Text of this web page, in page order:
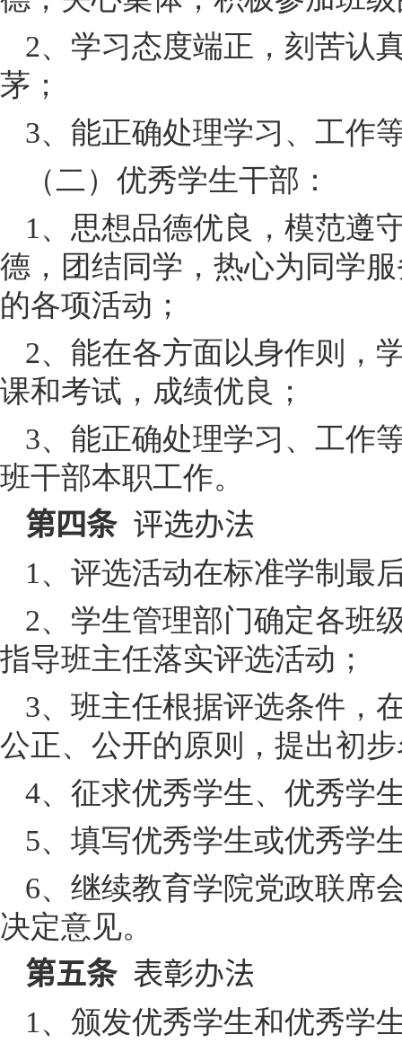
2、学习态度端正，刻苦认
茅；
3、能正确处理学习、工作
（二）优秀学生干部：
1、思想品德优良，模范遵
德，团结同学，热心为同学
的各项活动；
2、能在各方面以身作则，
课和考试，成绩优良；
3、能正确处理学习、工作
班干部本职工作。
第四条评选办法
1、评选活动在标准学制最
2、学生管理部门确定各班
指导班主任落实评选活动；
3、班主任根据评选条件，
公正、公开的原则，提出初
4、征求优秀学生、优秀学
5、填写优秀学生或优秀学
6、继续教育学院党政联席
决定意见。
第五条表彰办法
1、颁发优秀学生和优秀学